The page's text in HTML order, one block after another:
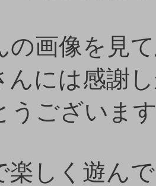
の画像を見
んには感謝
うございま
楽しく遊ん